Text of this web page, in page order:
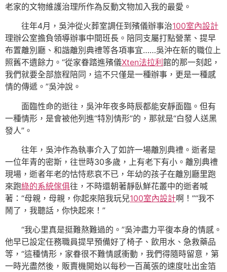
老家的文物維護治理所作為反動文物加入我的最愛。
往年4月，吳沖從火葬室調任到殯儀辦事治100室內設計
理辦公室擔負領導辦事中間班長。陪同支屬打點營業、提早
布置離別廳、和諧離別典禮等各項事宜……吳沖在新的職位上
照舊不遺餘力。“從家眷踏進殯儀Xten法拉利 館的那一刻起，
我們就要全部旅程陪同，這不只僅是一種辦事，更是一種感
情的傳遞。”吳沖說。
面臨性命的逝往，吳沖年夜多時辰都能安靜面臨。但有
一種情形，是會被他列進“特別情形”的，那就是“白發人送黑
發人”。
往年，吳沖作為執事介入了如許一場離別典禮。逝者是
一位年青的密斯，往世時30多歲，上有老下有小。離別典禮
現場，逝者年老的怙恃悲哀不已，年幼的孩子在離別廳里跑
來跑綠的系統傢俱往，不時還朝著靜臥鮮花叢中的逝者喊
著：“母親，母親，你起來陪我玩兒100室內設計啊！”“我不
鬧了，我聽話，你快起來！”
“我心里真是挺難熬難過的。”吳沖盡力平復本身的情感。
他早已設定任務職員提早預備好了椅子、飲用水、急救藥品
等，“這種情形，家眷很不難情感衝動，我們得隨時留意，第
一時光盡然後，販賣機開始以每秒一百萬張的速度吐出金箔